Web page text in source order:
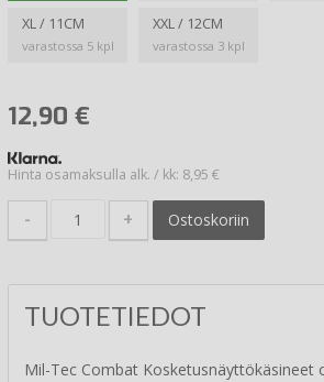
XL / 11CM
varastossa 5 kpl
XXL / 12CM
varastossa 3 kpl
12,90 €
Hinta osamaksulla alk. / kk: 8,95 €
- + Ostoskoriin
TUOTETIEDOT
Mil-Tec Combat Kosketusnäyttökäsineet